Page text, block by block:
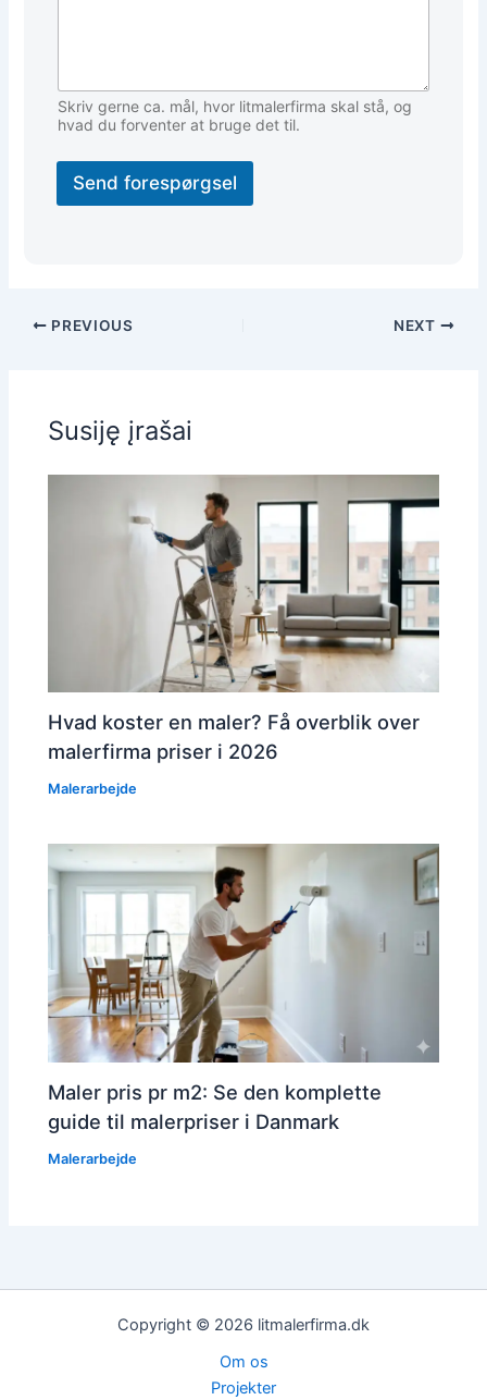
Skriv gerne ca. mål, hvor litmalerfirma skal stå, og
hvad du forventer at bruge det til.
Send forespørgsel
PREVIOUS NEXT
Susiję įrašai
Hvad koster en maler? Få overblik over
malerfirma priser i 2026
Malerarbejde
Maler pris pr m2: Se den komplette
guide til malerpriser i Danmark
Malerarbejde
Copyright © 2026 litmalerfirma.dk
Om os
Projekter